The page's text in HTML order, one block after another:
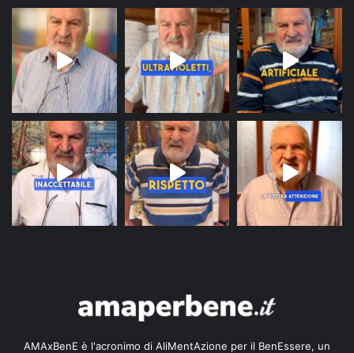
AMAxBenE è l'acronimo di AliMentAzione per il BenEssere, un